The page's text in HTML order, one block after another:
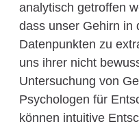
analytisch getroffen
dass unser Gehirn in
Datenpunkten zu
uns ihrer nicht
Untersuchung von
Psychologen für
können intuitive